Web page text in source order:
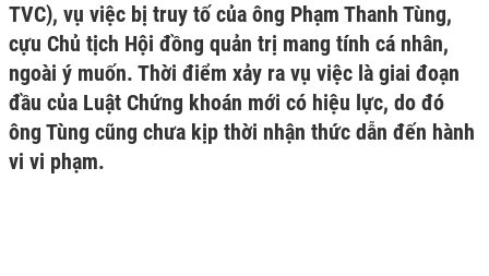
TVC), vụ việc bị truy tố của ông Phạm Thanh Tùng,
cựu Chủ tịch Hội đồng quản trị mang tính cá nhân,
ngoài ý muốn. Thời điểm xảy ra vụ việc là giai đoạn
đầu của Luật Chứng khoán mới có hiệu lực, do đó
ông Tùng cũng chưa kịp thời nhận thức dẫn đến hành
vi vi phạm.